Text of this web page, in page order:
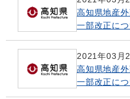
高知県地産
一部改正に
2021年03月
高知県地産
一部改正に